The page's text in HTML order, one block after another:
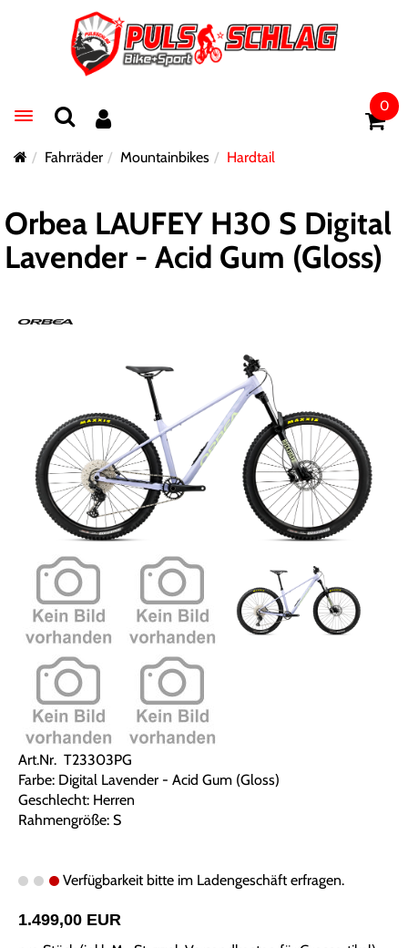
Toggle navigation
0
Fahrräder Mountainbikes Hardtail
Orbea LAUFEY H30 S Digital
Lavender - Acid Gum (Gloss)
Art.Nr. T23303PG
Farbe: Digital Lavender - Acid Gum (Gloss)
Geschlecht: Herren
Rahmengröße: S
Verfügbarkeit bitte im Ladengeschäft erfragen.
1.499,00 EUR